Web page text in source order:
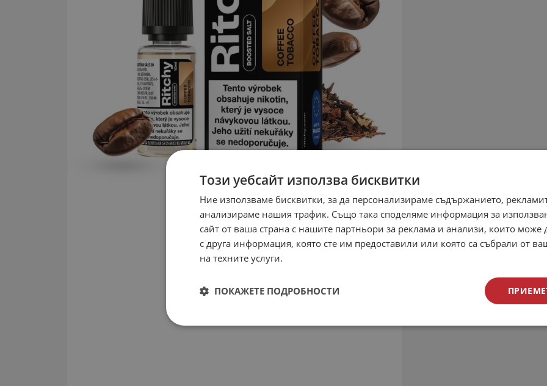
Този уебсайт използва бисквитки
Ние използваме бисквитки, за да персонализираме съдържанието,
анализираме нашия трафик. Също така споделяме информация за
сайт от ваша страна с нашите партньори за реклама и анализи, които може
с друга информация, която сте им предоставили или която са събрали от
на техните услуги.
ПОКАЖЕТЕ ПОДРОБНОСТИ